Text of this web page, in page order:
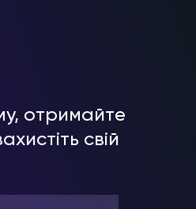
отримайте
свій